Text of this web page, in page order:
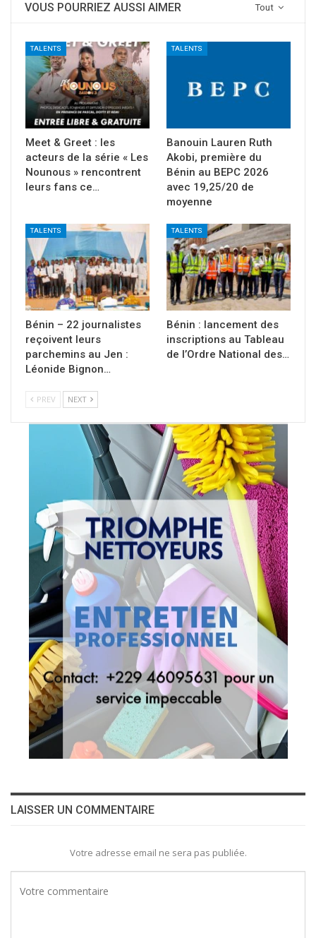
Tout
VOUS POURRIEZ AUSSI AIMER
TALENTS
Meet & Greet : les
acteurs de la série « Les
Nounous » rencontrent
leurs fans ce…
TALENTS
Banouin Lauren Ruth
Akobi, première du
Bénin au BEPC 2026
avec 19,25/20 de
moyenne
TALENTS
Bénin – 22 journalistes
reçoivent leurs
parchemins au Jen :
Léonide Bignon…
TALENTS
Bénin : lancement des
inscriptions au Tableau
de l’Ordre National des…
PREV NEXT
LAISSER UN COMMENTAIRE
Votre adresse email ne sera pas publiée.